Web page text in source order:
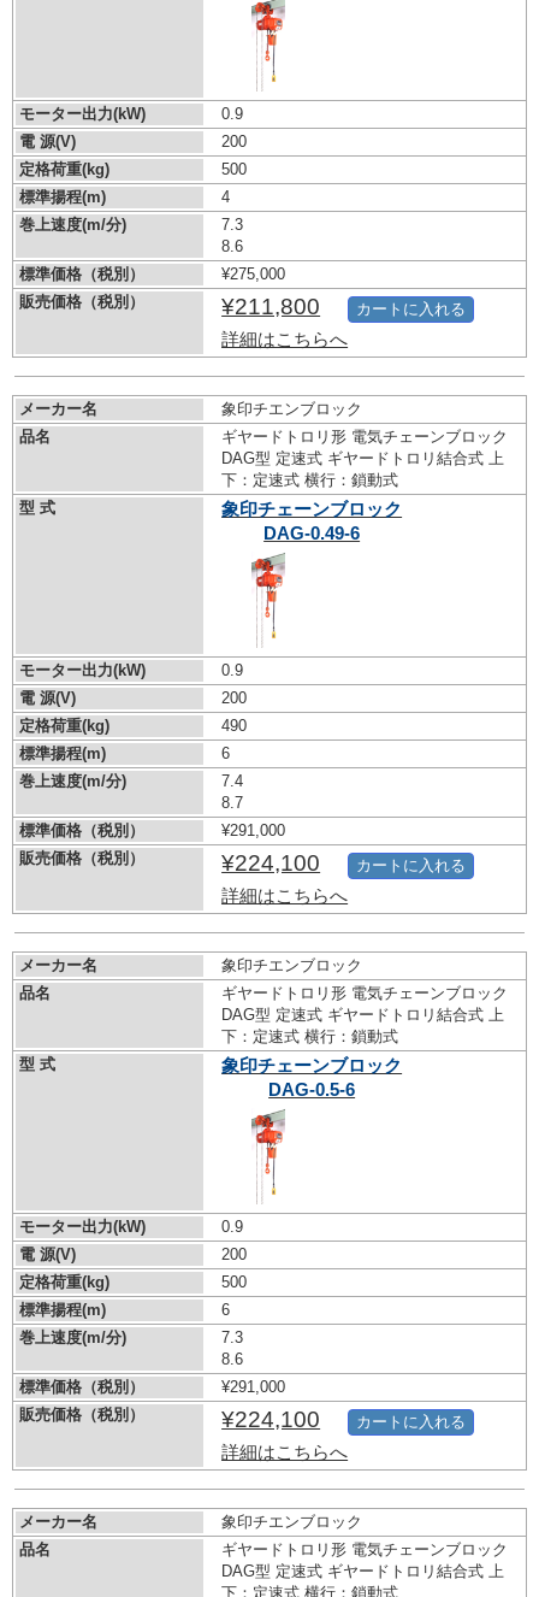
モーター出力(kW)
0.9
電 源(V)
200
定格荷重(kg)
500
標準揚程(m)
4
巻上速度(m/分)
7.3
8.6
標準価格（税別）
¥275,000
販売価格（税別）
¥211,800
詳細はこちらへ
カートに入れる
メーカー名
象印チエンブロック
品名
ギヤードトロリ形 電気チェーンブロック
DAG型 定速式 ギヤードトロリ結合式 上
下：定速式 横行：鎖動式
型 式
象印チェーンブロック
DAG-0.49-6
モーター出力(kW)
0.9
電 源(V)
200
定格荷重(kg)
490
標準揚程(m)
6
巻上速度(m/分)
7.4
8.7
標準価格（税別）
¥291,000
販売価格（税別）
¥224,100
詳細はこちらへ
カートに入れる
メーカー名
象印チエンブロック
品名
ギヤードトロリ形 電気チェーンブロック
DAG型 定速式 ギヤードトロリ結合式 上
下：定速式 横行：鎖動式
型 式
象印チェーンブロック
DAG-0.5-6
モーター出力(kW)
0.9
電 源(V)
200
定格荷重(kg)
500
標準揚程(m)
6
巻上速度(m/分)
7.3
8.6
標準価格（税別）
¥291,000
販売価格（税別）
¥224,100
詳細はこちらへ
カートに入れる
メーカー名
象印チエンブロック
品名
ギヤードトロリ形 電気チェーンブロック
DAG型 定速式 ギヤードトロリ結合式 上
下：定速式 横行：鎖動式